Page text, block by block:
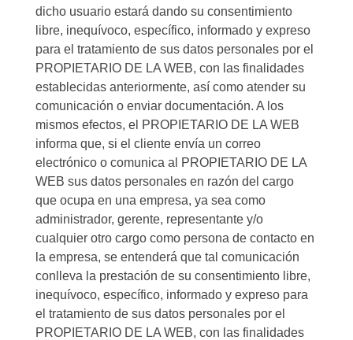
dicho usuario estará dando su consentimiento
libre, inequívoco, específico, informado y expreso
para el tratamiento de sus datos personales por el
PROPIETARIO DE LA WEB, con las finalidades
establecidas anteriormente, así como atender su
comunicación o enviar documentación. A los
mismos efectos, el PROPIETARIO DE LA WEB
informa que, si el cliente envía un correo
electrónico o comunica al PROPIETARIO DE LA
WEB sus datos personales en razón del cargo
que ocupa en una empresa, ya sea como
administrador, gerente, representante y/o
cualquier otro cargo como persona de contacto en
la empresa, se entenderá que tal comunicación
conlleva la prestación de su consentimiento libre,
inequívoco, específico, informado y expreso para
el tratamiento de sus datos personales por el
PROPIETARIO DE LA WEB, con las finalidades